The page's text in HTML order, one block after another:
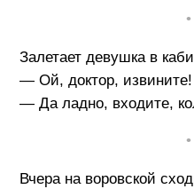
Залетает девушка в
— Ой, доктор, извините!
— Да ладно, входите,
Вчера на воровской